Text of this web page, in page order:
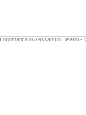
Logomatica di Alessandro Biserni